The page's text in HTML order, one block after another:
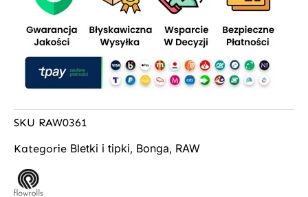
SKU RAW0361
Kategorie Bletki i tipki, Bonga, RAW